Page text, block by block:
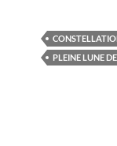
PLEINE LUNE